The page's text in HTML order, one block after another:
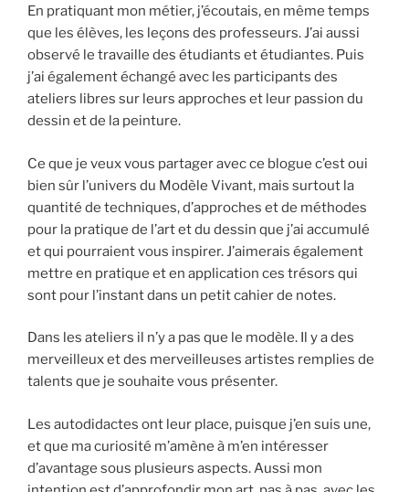
En pratiquant mon métier, j’écoutais, en même temps
que les élèves, les leçons des professeurs. J’ai aussi
observé le travaille des étudiants et étudiantes. Puis
j’ai également échangé avec les participants des
ateliers libres sur leurs approches et leur passion du
dessin et de la peinture.
Ce que je veux vous partager avec ce blogue c’est oui
bien sûr l’univers du Modèle Vivant, mais surtout la
quantité de techniques, d’approches et de méthodes
pour la pratique de l’art et du dessin que j’ai accumulé
et qui pourraient vous inspirer. J’aimerais également
mettre en pratique et en application ces trésors qui
sont pour l’instant dans un petit cahier de notes.
Dans les ateliers il n’y a pas que le modèle. Il y a des
merveilleux et des merveilleuses artistes remplies de
talents que je souhaite vous présenter.
Les autodidactes ont leur place, puisque j’en suis une,
et que ma curiosité m’amène à m’en intéresser
d’avantage sous plusieurs aspects. Aussi mon